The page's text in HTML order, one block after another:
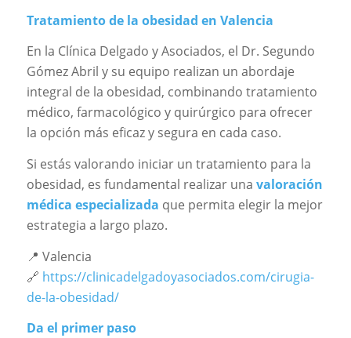
Tratamiento de la obesidad en Valencia
En la Clínica Delgado y Asociados, el Dr. Segundo
Gómez Abril y su equipo realizan un abordaje
integral de la obesidad, combinando tratamiento
médico, farmacológico y quirúrgico para ofrecer
la opción más eficaz y segura en cada caso.
Si estás valorando iniciar un tratamiento para la
obesidad, es fundamental realizar una valoración
médica especializada que permita elegir la mejor
estrategia a largo plazo.
📍 Valencia
🔗 https://clinicadelgadoyasociados.com/cirugia-
de-la-obesidad/
Da el primer paso